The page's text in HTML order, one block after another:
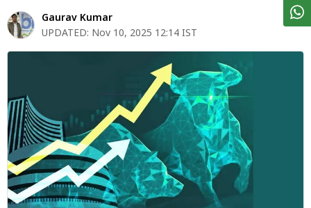
शेयर
बाज़ार
वीडियो
म्यूचुअल
फंड
Gaurav Kumar
UPDATED: Nov 10, 2025 12:14 IST